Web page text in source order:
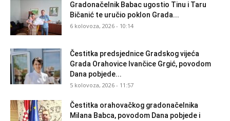
Gradonačelnik Babac ugostio Tinu i Taru
Bičanić te uručio poklon Grada...
6 kolovoza, 2026 - 10:14
Čestitka predsjednice Gradskog vijeća
Grada Orahovice Ivančice Grgić, povodom
Dana pobjede...
5 kolovoza, 2026 - 11:57
Čestitka orahovačkog gradonačelnika
Milana Babca, povodom Dana pobjede i